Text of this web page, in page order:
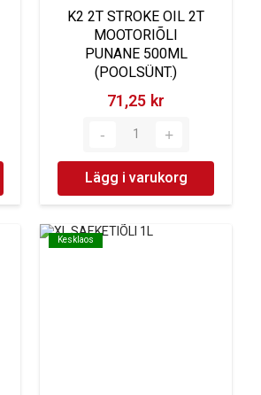
K2 2T STROKE OIL 2T
MOOTORIÕLI
PUNANE 500ML
(POOLSÜNT.)
71,25 kr‎
Lägg i varukorg
Kesklaos
Kesklaos